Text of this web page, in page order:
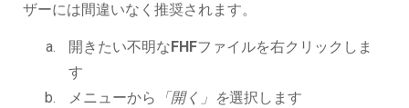
ザーには間違いなく推奨されます。
開きたい不明なFHFファイルを右クリックしま
す
メニューから
「開く」を選択します